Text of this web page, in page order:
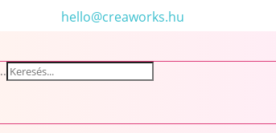
hello@creaworks.hu